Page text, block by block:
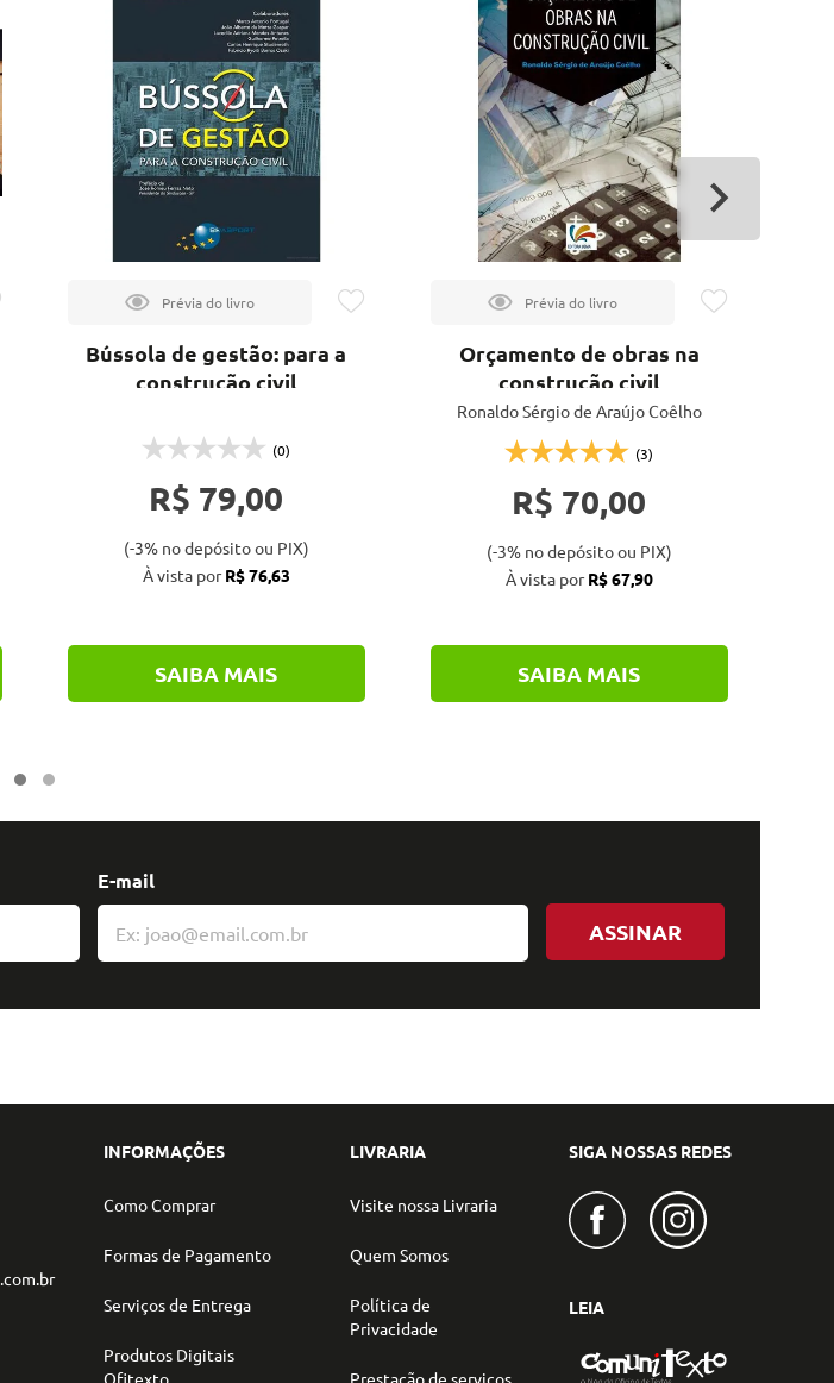
Bússola de gestão: para a
construção civil
(0)
R$ 79,00
(-3% no depósito ou PIX)
À vista porR$ 76,63
SAIBA MAIS
Orçamento de obras na
construção civil
Ronaldo Sérgio de Araújo Coêlho
(3)
R$ 70,00
(-3% no depósito ou PIX)
À vista porR$ 67,90
SAIBA MAIS
E-mail
ASSINAR
INFORMAÇÕES
Como Comprar
Formas de Pagamento
Serviços de Entrega
Produtos Digitais
Ofitexto
LIVRARIA
Visite nossa Livraria
Quem Somos
Política de
Privacidade
Prestação de serviços
SIGA NOSSAS REDES
LEIA